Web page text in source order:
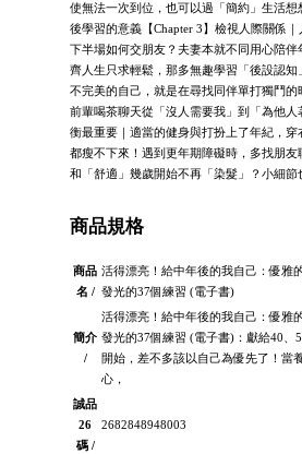
使無法一次到位，也可以過「簡約」生活
後學習的意義【Chapter 3】檢視人際關係
下半場如何交朋友？夫妻本就不同用心陪
齊人生只求輕鬆，那多無趣學習「後設認
不完美的自己，就是在尋找同伴單打獨鬥的
前輩喝茶聊天從「沒人需要我」到「為他人
衡最重要｜適當的健身與打扮上了年紀，穿
都瘦不下來！遇到更年期障礙時，多找朋友
和「舒適」幾歲開始不再「染髮」？小細節
商品規格
商品
名 /
活得漂亮！給中年後的我自己：優雅
發光的37個練習 (電子書)
簡介
/
活得漂亮！給中年後的我自己：優雅
發光的37個練習 (電子書)：獻給40、
開始，差不多該以自己為優先了！當
心，
誠品
26
碼 /
2682848948003